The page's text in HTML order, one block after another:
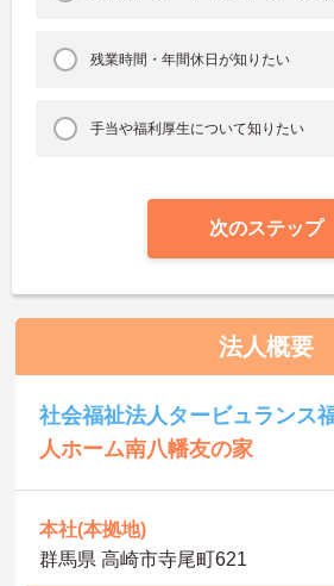
残業時間・年間休日が知りたい
手当や福利厚生について知りたい
次のステップ
法人概要
社会福祉法人タービュランス
人ホーム南八幡友の家
本社(本拠地)
群馬県 高崎市寺尾町621